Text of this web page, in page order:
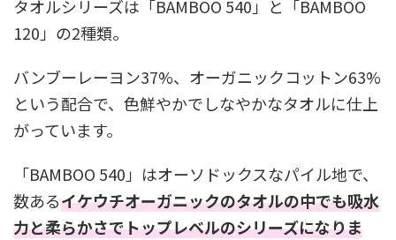
タオルシリーズは「BAMBOO 540」と「BAMBOO
120」の2種類。
バンブーレーヨン37%、オーガニックコットン63%
という配合で、色鮮やかでしなやかなタオルに仕上
がっています。
「BAMBOO 540」はオーソドックスなパイル地で、
数あるイケウチオーガニックのタオルの中でも吸水
力と柔らかさでトップレベルのシリーズになりま